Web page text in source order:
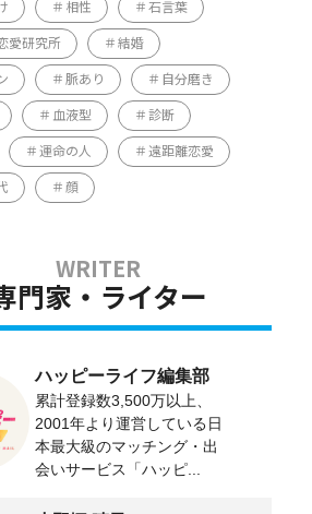
相性 石言葉
愛研究所 結婚
脈あり 自分磨き
血液型 診断
運命の人 遠距離恋愛
顔
門家・ライター
ハッピーライフ編集部
累計登録数3,500万以上、
2001年より運営している日
本最大級のマッチング・出
会いサービス「ハッピ...